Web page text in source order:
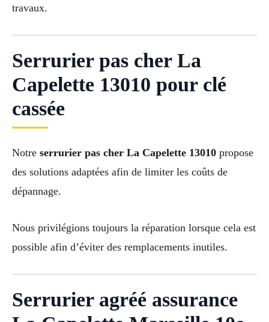
travaux.
Serrurier pas cher La
Capelette 13010 pour clé
cassée
Notre serrurier pas cher La Capelette 13010 propose
des solutions adaptées afin de limiter les coûts de
dépannage.
Nous privilégions toujours la réparation lorsque cela est
possible afin d’éviter des remplacements inutiles.
Serrurier agréé assurance